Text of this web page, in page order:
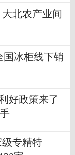
北农产业间
国冰柜线下销
好政策来了
级专精特